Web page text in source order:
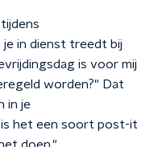
in dienst treedt bij
is voor mij
worden?" Dat
in je
is het een soort post-it